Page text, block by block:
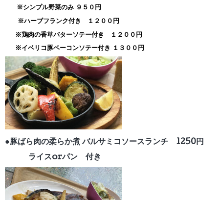
※シンプル野菜のみ ９５０円
※ハーブフランク付き １２００円
※鶏肉の香草バターソテー付き １２００円
※イベリコ豚ベーコンソテー付き １３００円
●豚ばら肉の柔らか煮バルサミコソースランチ 1250円
ライスorパン 付き